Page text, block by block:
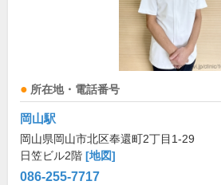
所在地・電話番号
岡山駅
岡山県岡山市北区奉還町2丁目1-29
日笠ビル2階 [地図]
086-255-7717